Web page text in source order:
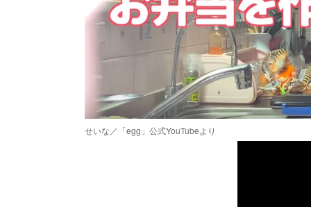
せいな／「egg」公式YouTubeより